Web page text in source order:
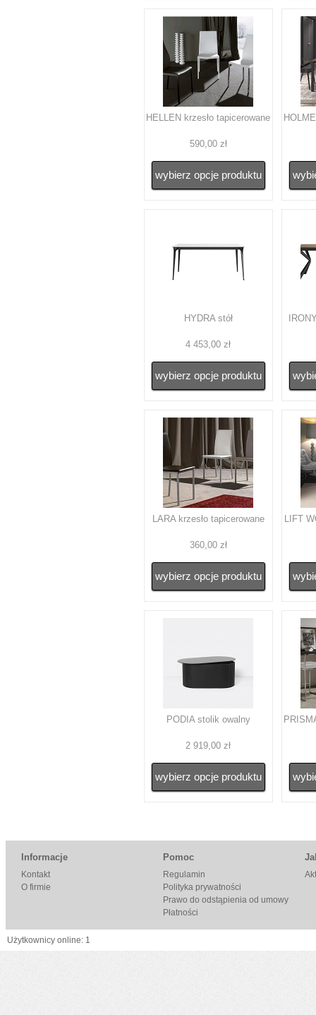
HELLEN krzesło tapicerowane
590,00 zł
wybierz opcje produktu
HYDRA stół
4 453,00 zł
wybierz opcje produktu
LARA krzesło tapicerowane
360,00 zł
wybierz opcje produktu
LIFT
PODIA stolik owalny
2 919,00 zł
wybierz opcje produktu
Informacje
Kontakt
O firmie
Pomoc
Regulamin
Polityka prywatności
Prawo do odstąpienia od umowy
Płatności
Użytkownicy online: 1